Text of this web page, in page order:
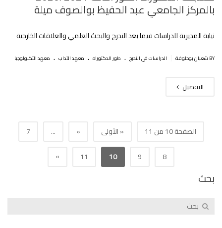
بالمركز الجامعي عبد الحفيظ بوالصوف ميلة
نيابة المديرية للدراسات فيما بعد التدرج والبحث العلمي والعلاقات الخارجية
BY شعبان بوحلوفة الدراسات في التدرج . طور الدكتوراه . معهد الآداب . معهد التكنولوجيا
التفصيل
الصفحة 10 من 11 « الأولى «
...
7
8
9
10
11
»
بحث